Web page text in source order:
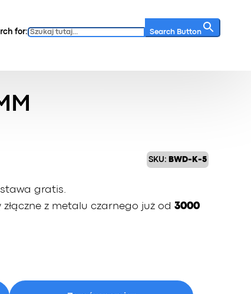
for: Search Button
SKU: BWD-K-5
gratis.
z metalu czarnego już od 3000